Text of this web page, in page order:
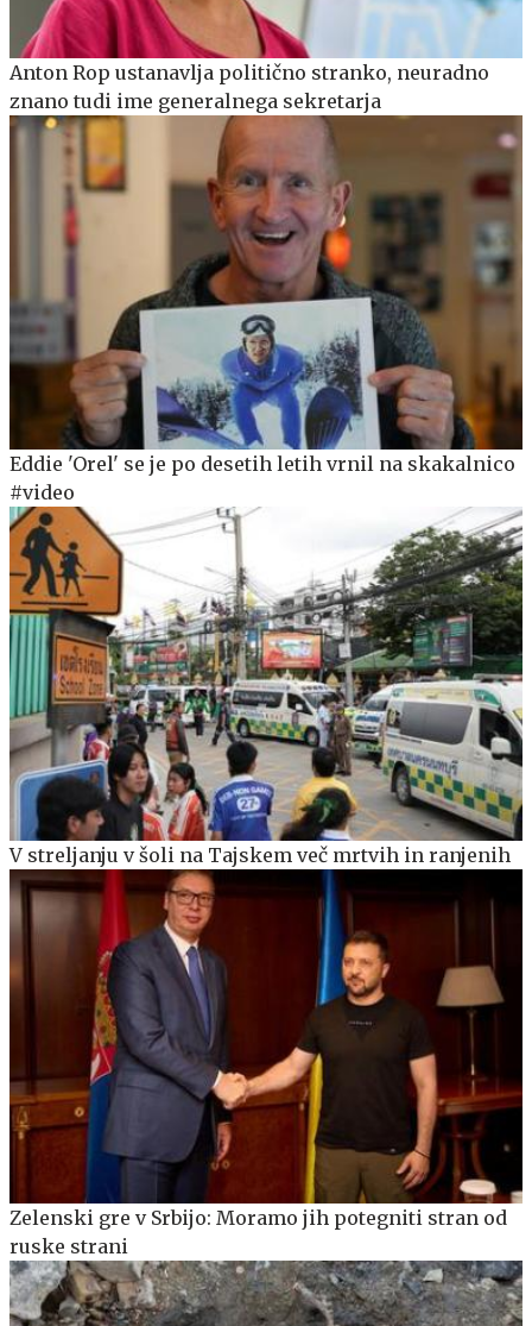
Anton Rop ustanavlja politično stranko, neuradno
znano tudi ime generalnega sekretarja
Eddie 'Orel' se je po desetih letih vrnil na skakalnico
#video
V streljanju v šoli na Tajskem več mrtvih in ranjenih
Zelenski gre v Srbijo: Moramo jih potegniti stran od
ruske strani